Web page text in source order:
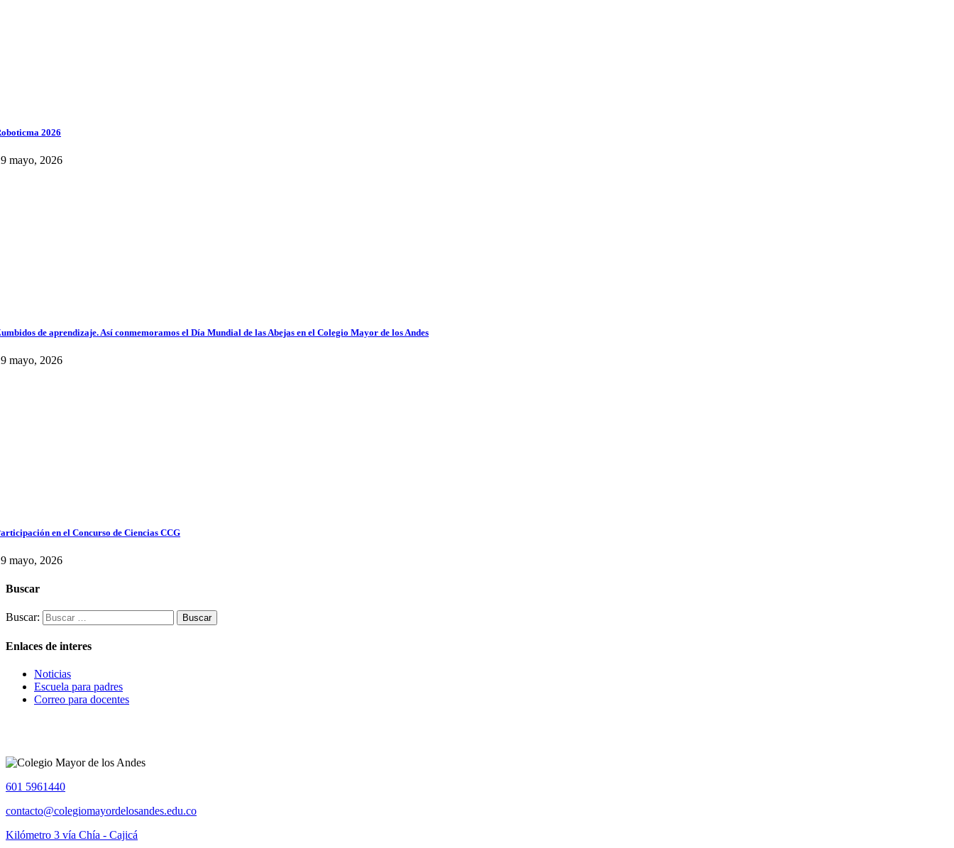
2026
mayo, 2026
de aprendizaje. Así conmemoramos el Día Mundial de las Abejas en el Colegio Mayor de los Andes
mayo, 2026
en el Concurso de Ciencias CCG
mayo, 2026
Buscar
Buscar:
Enlaces de interes
Noticias
Escuela para padres
Correo para docentes
601 5961440
contacto@colegiomayordelosandes.edu.co
Kilómetro 3 vía Chía - Cajicá